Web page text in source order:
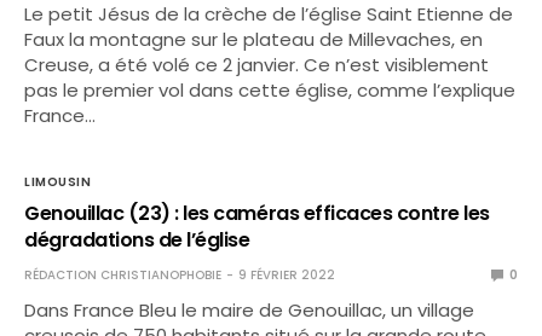
Le petit Jésus de la crèche de l’église Saint Etienne de
Faux la montagne sur le plateau de Millevaches, en
Creuse, a été volé ce 2 janvier. Ce n’est visiblement
pas le premier vol dans cette église, comme l’explique
France…
LIMOUSIN
Genouillac (23) : les caméras efficaces contre les
dégradations de l’église
RÉDACTION CHRISTIANOPHOBIE 9 FÉVRIER 2022 0
Dans France Bleu le maire de Genouillac, un village